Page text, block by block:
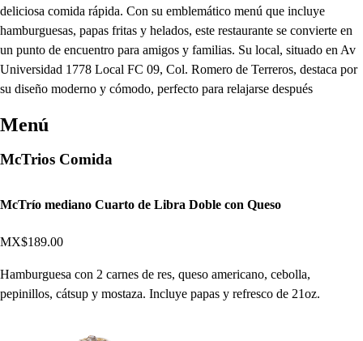
deliciosa comida rápida. Con su emblemático menú que incluye
hamburguesas, papas fritas y helados, este restaurante se convierte en
un punto de encuentro para amigos y familias. Su local, situado en Av
Universidad 1778 Local FC 09, Col. Romero de Terreros, destaca por
su diseño moderno y cómodo, perfecto para relajarse después
Menú
McTrios Comida
McTrío mediano Cuarto de Libra Doble con Queso
MX$189.00
Hamburguesa con 2 carnes de res, queso americano, cebolla,
pepinillos, cátsup y mostaza. Incluye papas y refresco de 21oz.